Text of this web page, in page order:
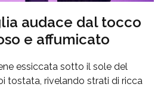
audace dal tocco
e affumicato
essiccata sotto il sole del
tostata, rivelando strati di ricca